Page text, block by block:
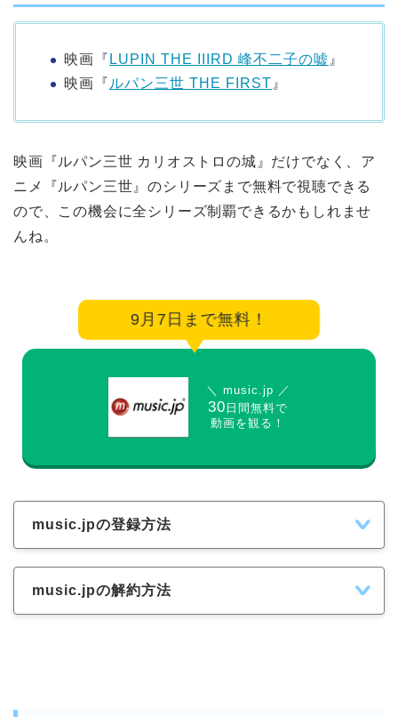
映画『 LUPIN THE IIIRD 峰不二子の嘘 』
映画『 ルパン三世 THE FIRST 』
映画『ルパン三世 カリオストロの城』だけでなく、ア
ニメ『ルパン三世』のシリーズまで無料で視聴できる
ので、この機会に全シリーズ制覇できるかもしれませ
んね。
9月7日まで無料！
＼ music.jp ／
30 日間無料で
動画を観る！
music.jpの登録方法
music.jpの解約方法